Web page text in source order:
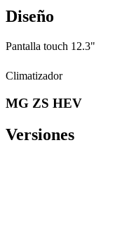
Diseño
Pantalla touch 12.3"
Climatizador
MG ZS HEV
Versiones